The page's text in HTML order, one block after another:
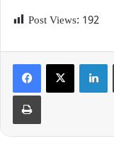
Post Views: 192